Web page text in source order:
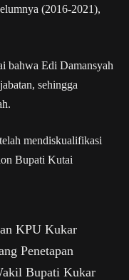
(2016-2021),
bahwa Edi Damansyah
sehingga
mendiskualifikasi
Bupati Kutai
KPU Kukar
Penetapan
Bupati Kukar